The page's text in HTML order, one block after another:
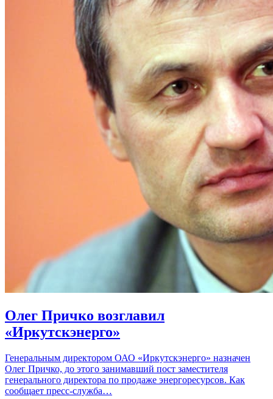
Олег Причко возглавил
«Иркутскэнерго»
Генеральным директором ОАО «Иркутскэнерго» назначен
Олег Причко, до этого занимавший пост заместителя
генерального директора по продаже энергоресурсов. Как
сообщает пресс-служба…